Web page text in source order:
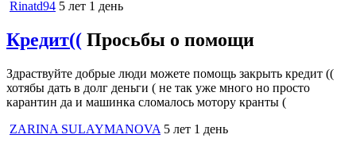
Rinatd94 5 лет 1 день
Кредит(( Просьбы о помощи
Здраствуйте добрые люди можете помощь закрыть кредит ((
хотябы дать в долг деньги ( не так уже много но просто
карантин да и машинка сломалось мотору кранты (
ZARINA SULAYMANOVA 5 лет 1 день